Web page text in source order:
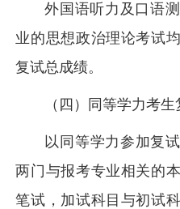
外国语听力及口语
业的思想政治理论考试
复试总成绩。
（四）同等学力考
以同等学力参加复
两门与报考专业相关的
笔试，加试科目与初试